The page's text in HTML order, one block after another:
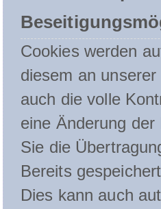
Cookies werden
diesem an
auch die volle
eine Änderung
Sie die
Bereits
Dies kann auch